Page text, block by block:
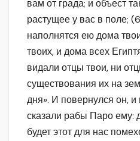
вам от града; и объест
растущее у вас в поле;
наполнятся ею дома
твоих, и дома всех
видали отцы твои, ни
существования их на
дня». И повернулся он,
сказали рабы Паро ему:
будет этот для нас